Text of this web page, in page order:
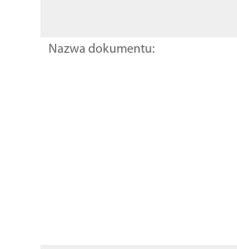
Nazwa dokumentu: